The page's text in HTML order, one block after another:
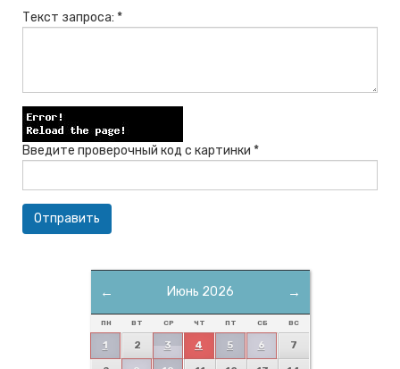
Текст запроса: *
Введите проверочный код с картинки *
← →
Июнь 2026
ПН ВТ СР ЧТ ПТ СБ ВС
1 2 3 4 5 6 7